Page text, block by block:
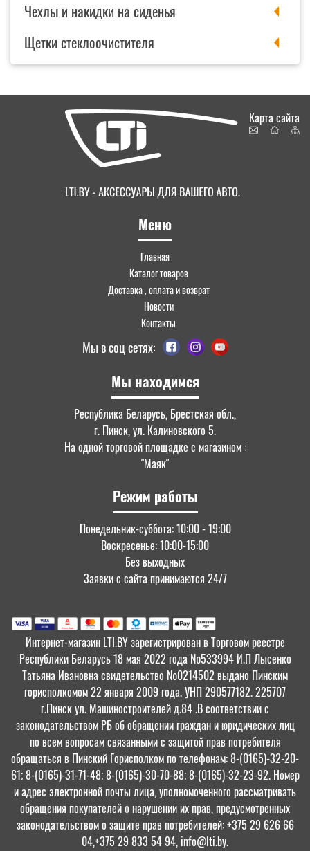
Чехлы и накидки на сиденья
Щетки стеклоочистителя
Мы находимся
Республика Беларусь, Брестская обл.,
г. Пинск, ул. Калиновского 5.
На одной торговой площадке с магазином :
"Маяк"
Режим работы
Понедельник-суббота: 10:00 - 19:00
Воскресенье: 10:00-15:00
Без выходных
Заявки с сайта принимаются 24/7
Меню
Главная
Каталог товаров
Доставка , оплата и возврат
Новости
Контакты
Мы в соц сетях:
Карта сайта
Интернет-магазин LTI.BY зарегистрирован в Торговом реестре
Республики Беларусь 18 мая 2022 года №533994 И.П Лысенко
Татьяна Ивановна свидетельство №0214502 выдано Пинским
горисполкомом 22 января 2009 года. УНП 290577182. 225707
г.Пинск ул. Машиностроителей д.84 .В соответствии с
законодательством РБ об обращении граждан и юридических лиц
по всем вопросам связанными с защитой прав потребителя
обращаться в Пинский Горисполком по телефонам: 8-(0165)-32-20-
61; 8-(0165)-31-71-48; 8-(0165)-30-70-88; 8-(0165)-32-23-92. Номер
и адрес электронной почты лица, уполномоченного рассматривать
обращения покупателей о нарушении их прав, предусмотренных
законодательством о защите прав потребителей: +375 29 626 66
04,+375 29 833 54 94, info@lti.by.